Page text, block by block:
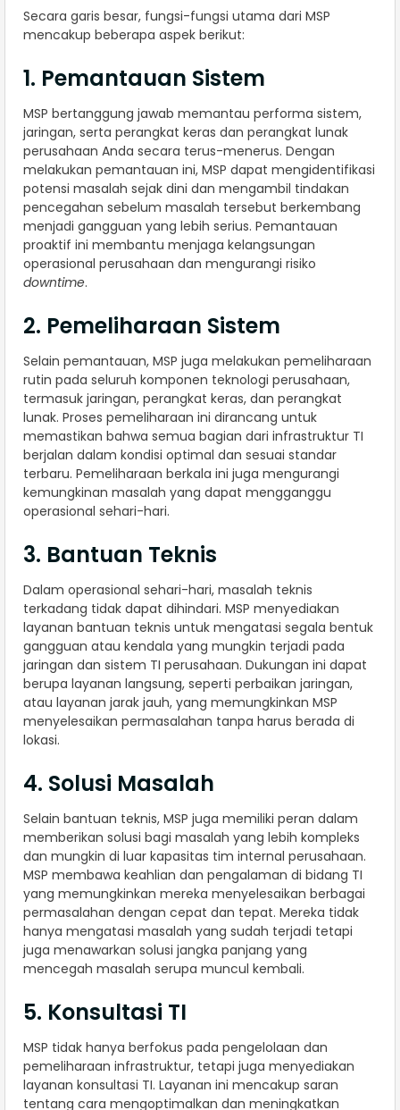
Secara garis besar, fungsi-fungsi utama dari MSP
mencakup beberapa aspek berikut:
1. Pemantauan Sistem
MSP bertanggung jawab memantau performa sistem,
jaringan, serta perangkat keras dan perangkat lunak
perusahaan Anda secara terus-menerus. Dengan
melakukan pemantauan ini, MSP dapat mengidentifikasi
potensi masalah sejak dini dan mengambil tindakan
pencegahan sebelum masalah tersebut berkembang
menjadi gangguan yang lebih serius. Pemantauan
proaktif ini membantu menjaga kelangsungan
operasional perusahaan dan mengurangi risiko
downtime.
2. Pemeliharaan Sistem
Selain pemantauan, MSP juga melakukan pemeliharaan
rutin pada seluruh komponen teknologi perusahaan,
termasuk jaringan, perangkat keras, dan perangkat
lunak. Proses pemeliharaan ini dirancang untuk
memastikan bahwa semua bagian dari infrastruktur TI
berjalan dalam kondisi optimal dan sesuai standar
terbaru. Pemeliharaan berkala ini juga mengurangi
kemungkinan masalah yang dapat mengganggu
operasional sehari-hari.
3. Bantuan Teknis
Dalam operasional sehari-hari, masalah teknis
terkadang tidak dapat dihindari. MSP menyediakan
layanan bantuan teknis untuk mengatasi segala bentuk
gangguan atau kendala yang mungkin terjadi pada
jaringan dan sistem TI perusahaan. Dukungan ini dapat
berupa layanan langsung, seperti perbaikan jaringan,
atau layanan jarak jauh, yang memungkinkan MSP
menyelesaikan permasalahan tanpa harus berada di
lokasi.
4. Solusi Masalah
Selain bantuan teknis, MSP juga memiliki peran dalam
memberikan solusi bagi masalah yang lebih kompleks
dan mungkin di luar kapasitas tim internal perusahaan.
MSP membawa keahlian dan pengalaman di bidang TI
yang memungkinkan mereka menyelesaikan berbagai
permasalahan dengan cepat dan tepat. Mereka tidak
hanya mengatasi masalah yang sudah terjadi tetapi
juga menawarkan solusi jangka panjang yang
mencegah masalah serupa muncul kembali.
5. Konsultasi TI
MSP tidak hanya berfokus pada pengelolaan dan
pemeliharaan infrastruktur, tetapi juga menyediakan
layanan konsultasi TI. Layanan ini mencakup saran
tentang cara mengoptimalkan dan meningkatkan